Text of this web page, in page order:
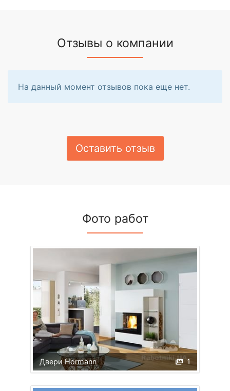
Отзывы о компании
На данный момент отзывов пока еще нет.
Оставить отзыв
Фото работ
1
Двери Hormann